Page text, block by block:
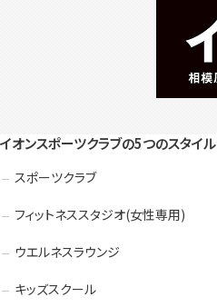
イオンスポーツクラブの5つのスタイル
スポーツクラブ
フィットネススタジオ(女性専用)
ウエルネスラウンジ
キッズスクール